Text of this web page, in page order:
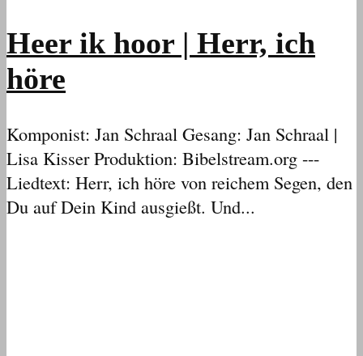
Heer ik hoor | Herr, ich
höre
Komponist: Jan Schraal Gesang: Jan Schraal |
Lisa Kisser Produktion: Bibelstream.org ---
Liedtext: Herr, ich höre von reichem Segen, den
Du auf Dein Kind ausgießt. Und...